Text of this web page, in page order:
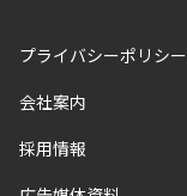
プライバシーポリシー
会社案内
採用情報